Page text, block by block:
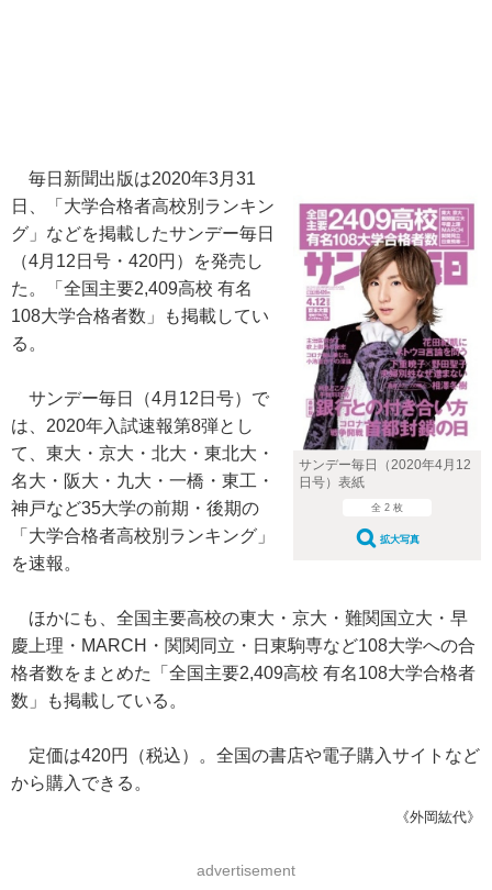
サンデー毎日（2020年4月12
日号）表紙
全 2 枚
拡大写真
毎日新聞出版は2020年3月31
日、「大学合格者高校別ランキン
グ」などを掲載したサンデー毎日
（4月12日号・420円）を発売し
た。「全国主要2,409高校 有名
108大学合格者数」も掲載してい
る。
サンデー毎日（4月12日号）で
は、2020年入試速報第8弾とし
て、東大・京大・北大・東北大・
名大・阪大・九大・一橋・東工・
神戸など35大学の前期・後期の
「大学合格者高校別ランキング」
を速報。
ほかにも、全国主要高校の東大・京大・難関国立大・早
慶上理・MARCH・関関同立・日東駒専など108大学への合
格者数をまとめた「全国主要2,409高校 有名108大学合格者
数」も掲載している。
定価は420円（税込）。全国の書店や電子購入サイトなど
から購入できる。
《外岡紘代》
advertisement